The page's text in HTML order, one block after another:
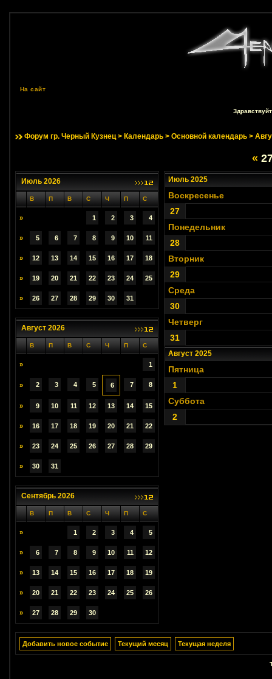
На сайт
Форум гр. Черный Кузнец> Календарь> Основной календарь>
«
Июль 2026
В П В С Ч П С
» 1 2 3 4
» 5 6 7 8 9 10 11
» 12 13 14 15 16 17 18
» 19 20 21 22 23 24 25
» 26 27 28 29 30 31
Август 2026
В П В С Ч П С
» 1
» 2 3 4 5 6 7 8
» 9 10 11 12 13 14 15
» 16 17 18 19 20 21 22
» 23 24 25 26 27 28 29
» 30 31
Сентябрь 2026
В П В С Ч П С
» 1 2 3 4 5
» 6 7 8 9 10 11 12
» 13 14 15 16 17 18 19
» 20 21 22 23 24 25 26
» 27 28 29 30
Июль 2025
Воскресенье
27
Понедельник
28
Вторник
29
Среда
30
Четверг
31
Август 2025
Пятница
1
Суббота
2
Добавить новое событие Текущий месяц Текущая неделя